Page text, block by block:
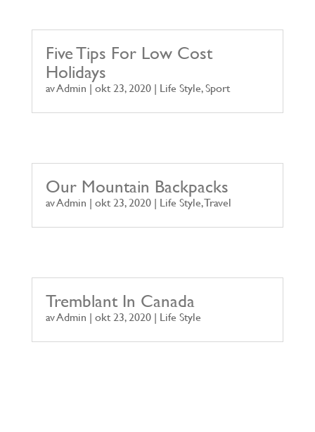
Five Tips For Low Cost
Holidays
avAdmin | okt 23, 2020| Life Style,Sport
Our Mountain Backpacks
avAdmin | okt 23, 2020| Life Style,Travel
Tremblant In Canada
avAdmin | okt 23, 2020| Life Style